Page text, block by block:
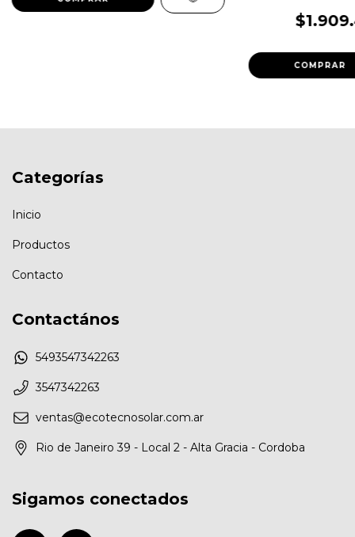
Categorías
Inicio
Productos
Contacto
Contactános
5493547342263
3547342263
ventas@ecotecnosolar.com.ar
Rio de Janeiro 39 - Local 2 - Alta Gracia - Cordoba
Sigamos conectados